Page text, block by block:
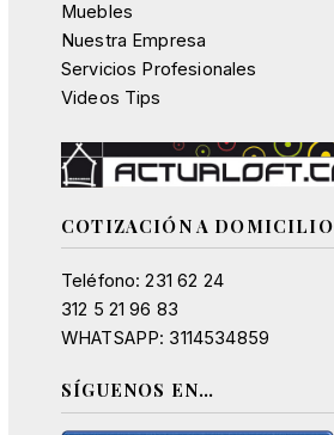
Muebles
Nuestra Empresa
Servicios Profesionales
Videos Tips
COTIZACIÓN A DOMICILIO
Teléfono: 231 62 24
312 5 21 96 83
WHATSAPP: 3114534859
SÍGUENOS EN…